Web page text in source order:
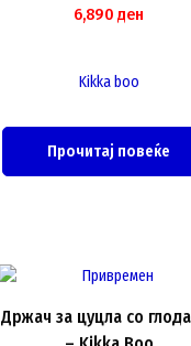
6,890 ден
Kikka boo
Прочитај повеќе
Држач за цуцла со